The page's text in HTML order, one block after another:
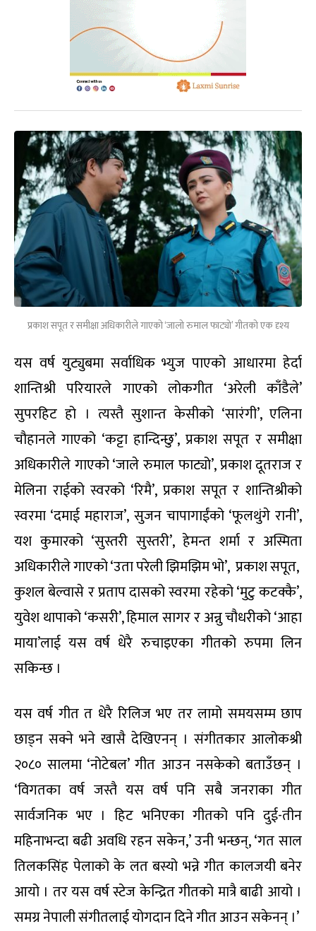
प्रकाश सपूत र समीक्षा अधिकारीले गाएको ‘जालो रुमाल फाट्यो’ गीतको एक दृश्य
यस वर्ष युट्युबमा सर्वाधिक भ्युज पाएको आधारमा हेर्दा
शान्तिश्री परियारले गाएको लोकगीत ‘अरेली काँडैले’
सुपरहिट हो । त्यस्तै सुशान्त केसीको ‘सारंगी’, एलिना
चौहानले गाएको ‘कट्टा हान्दिन्छु’, प्रकाश सपूत र समीक्षा
अधिकारीले गाएको ‘जाले रुमाल फाट्यो’, प्रकाश दूतराज र
मेलिना राईको स्वरको ‘रिमै’, प्रकाश सपूत र शान्तिश्रीको
स्वरमा ‘दमाई महाराज’, सुजन चापागाईंको ‘फूलथुंगे रानी’,
यश कुमारको ‘सुस्तरी सुस्तरी’, हेमन्त शर्मा र अस्मिता
अधिकारीले गाएको ‘उता परेली झिमझिम भो’, प्रकाश सपूत,
कुशल बेल्वासे र प्रताप दासको स्वरमा रहेको ‘मुटु कटक्कै’,
युवेश थापाको ‘कसरी’, हिमाल सागर र अन्नु चौधरीको ‘आहा
माया’लाई यस वर्ष धेरै रुचाइएका गीतको रुपमा लिन
सकिन्छ ।
यस वर्ष गीत त धेरै रिलिज भए तर लामो समयसम्म छाप
छाड्न सक्ने भने खासै देखिएनन् । संगीतकार आलोकश्री
२०८० सालमा ‘नोटेबल’ गीत आउन नसकेको बताउँछन् ।
‘विगतका वर्ष जस्तै यस वर्ष पनि सबै जनराका गीत
सार्वजनिक भए । हिट भनिएका गीतको पनि दुई-तीन
महिनाभन्दा बढी अवधि रहन सकेन,’ उनी भन्छन्, ‘गत साल
तिलकसिंह पेलाको के लत बस्यो भन्ने गीत कालजयी बनेर
आयो । तर यस वर्ष स्टेज केन्द्रित गीतको मात्रै बाढी आयो ।
समग्र नेपाली संगीतलाई योगदान दिने गीत आउन सकेनन् ।’